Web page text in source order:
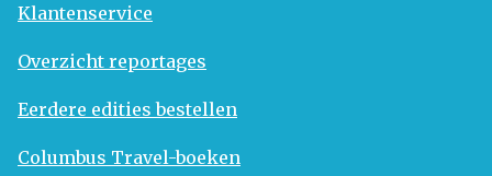
Klantenservice
Overzicht reportages
Eerdere edities bestellen
Columbus Travel-boeken